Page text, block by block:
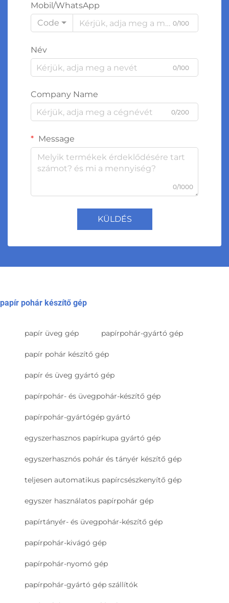
Mobil/WhatsApp
Code
0/100
Név
0/100
Company Name
0/200
Message
0/1000
KÜLDÉS
papír pohár készítő gép
papír üveg gép papírpohár-gyártó gép
papír pohár készítő gép
papír és üveg gyártó gép
papírpohár- és üvegpohár-készítő gép
papírpohár-gyártógép gyártó
egyszerhasznos papírkupa gyártó gép
egyszerhasznós pohár és tányér készítő gép
teljesen automatikus papírcsészkenyítő gép
egyszer használatos papírpohár gép
papírtányér- és üvegpohár-készítő gép
papírpohár-kivágó gép
papírpohár-nyomó gép
papírpohár-gyártó gép szállítók